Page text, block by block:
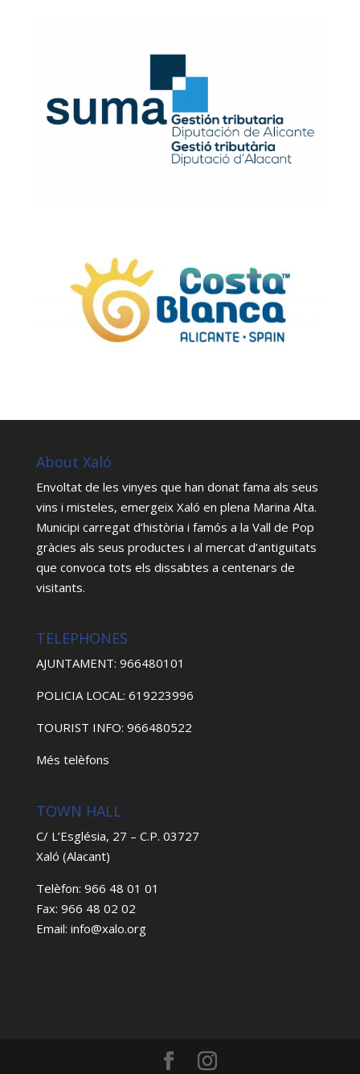
About Xaló
Envoltat de les vinyes que han donat fama als seus
vins i misteles, emergeix Xaló en plena Marina Alta.
Municipi carregat d’història i famós a la Vall de Pop
gràcies als seus productes i al mercat d’antiguitats
que convoca tots els dissabtes a centenars de
visitants.
TELEPHONES
AJUNTAMENT: 966480101
POLICIA LOCAL: 619223996
TOURIST INFO: 966480522
Més telèfons
TOWN HALL
C/ L’Església, 27 – C.P. 03727
Xaló (Alacant)
Telèfon: 966 48 01 01
Fax: 966 48 02 02
Email: info@xalo.org